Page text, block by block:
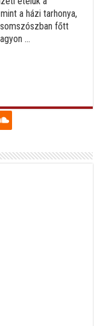
a házi tarhonya,
főtt
...